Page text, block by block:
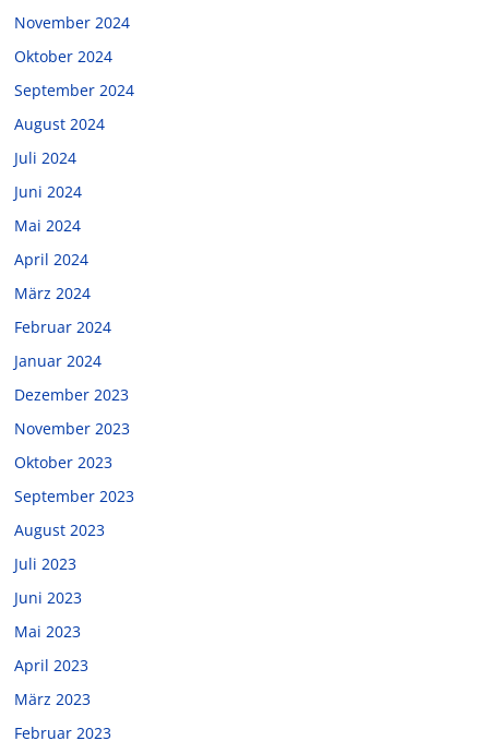
November 2024
Oktober 2024
September 2024
August 2024
Juli 2024
Juni 2024
Mai 2024
April 2024
März 2024
Februar 2024
Januar 2024
Dezember 2023
November 2023
Oktober 2023
September 2023
August 2023
Juli 2023
Juni 2023
Mai 2023
April 2023
März 2023
Februar 2023